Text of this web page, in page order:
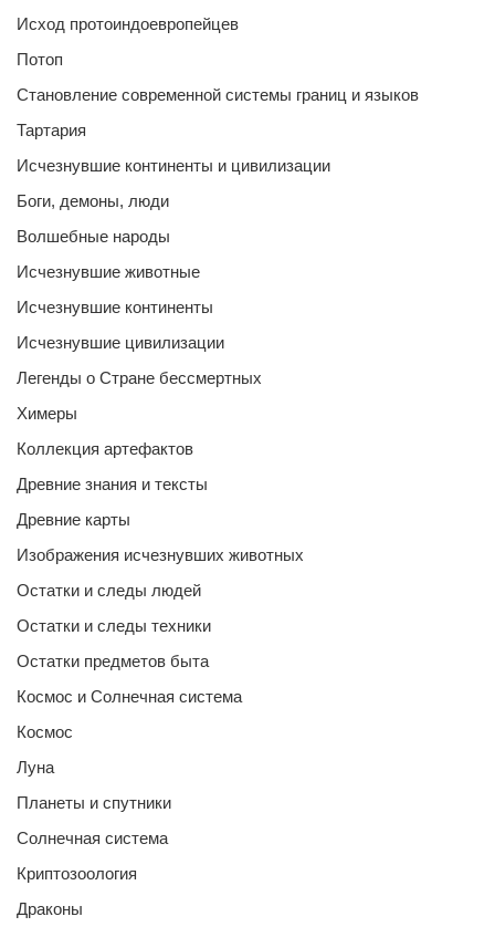
Исход протоиндоевропейцев
Потоп
Становление современной системы границ и языков
Тартария
Исчезнувшие континенты и цивилизации
Боги, демоны, люди
Волшебные народы
Исчезнувшие животные
Исчезнувшие континенты
Исчезнувшие цивилизации
Легенды о Стране бессмертных
Химеры
Коллекция артефактов
Древние знания и тексты
Древние карты
Изображения исчезнувших животных
Остатки и следы людей
Остатки и следы техники
Остатки предметов быта
Космос и Солнечная система
Космос
Луна
Планеты и спутники
Солнечная система
Криптозоология
Драконы